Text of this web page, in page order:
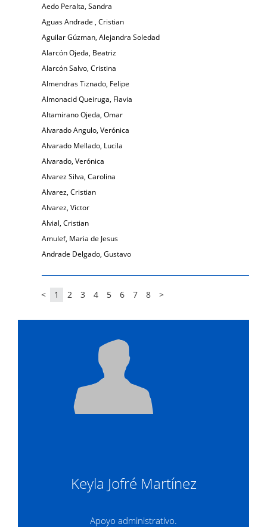
Aedo Peralta, Sandra
Aguas Andrade , Cristian
Aguilar Gúzman, Alejandra Soledad
Alarcón Ojeda, Beatriz
Alarcón Salvo, Cristina
Almendras Tiznado, Felipe
Almonacid Queiruga, Flavia
Altamirano Ojeda, Omar
Alvarado Angulo, Verónica
Alvarado Mellado, Lucila
Alvarado, Verónica
Alvarez Silva, Carolina
Alvarez, Cristian
Alvarez, Victor
Alvial, Cristian
Amulef, Maria de Jesus
Andrade Delgado, Gustavo
< 1 2 3 4 5 6 7 8 >
Keyla Jofré Martínez
Apoyo administrativo.